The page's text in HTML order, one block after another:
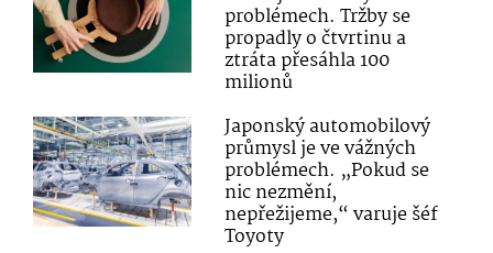
problémech. Tržby se
propadly o čtvrtinu a
ztráta přesáhla 100
milionů
Japonský automobilový
průmysl je ve vážných
problémech. „Pokud se
nic nezmění,
nepřežijeme,“ varuje šéf
Toyoty